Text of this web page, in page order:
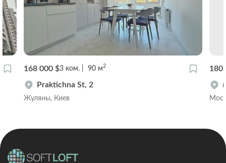
168 000 $3 ком. 90 м2
Praktichna St, 2
Жуляны, Киев
180